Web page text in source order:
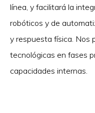
línea, y facilitará la
robóticos y de
y respuesta física. Nos
tecnológicas en fases
capacidades internas.